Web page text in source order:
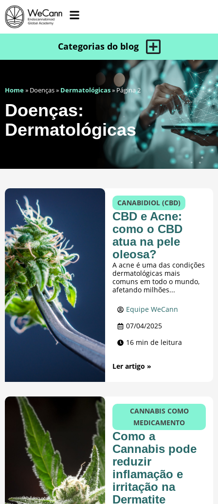
Home» Doenças» Dermatológicas» Página 2
Doenças:
Dermatológicas
CANABIDIOL (CBD)
CBD e Acne:
como o CBD
atua na pele
oleosa?
A acne é uma das condições
dermatológicas mais
comuns em todo o mundo,
afetando milhões...
Equipe WeCann
07/04/2025
16 min de leitura
Ler artigo »
CANNABIS COMO
MEDICAMENTO
Como a
Cannabis pode
reduzir
inflamação e
irritação na
Dermatite